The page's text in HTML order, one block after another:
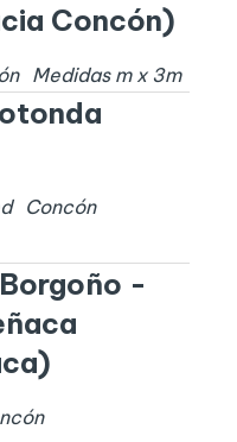
Concón)
Medidas m x 3m
Concón
-